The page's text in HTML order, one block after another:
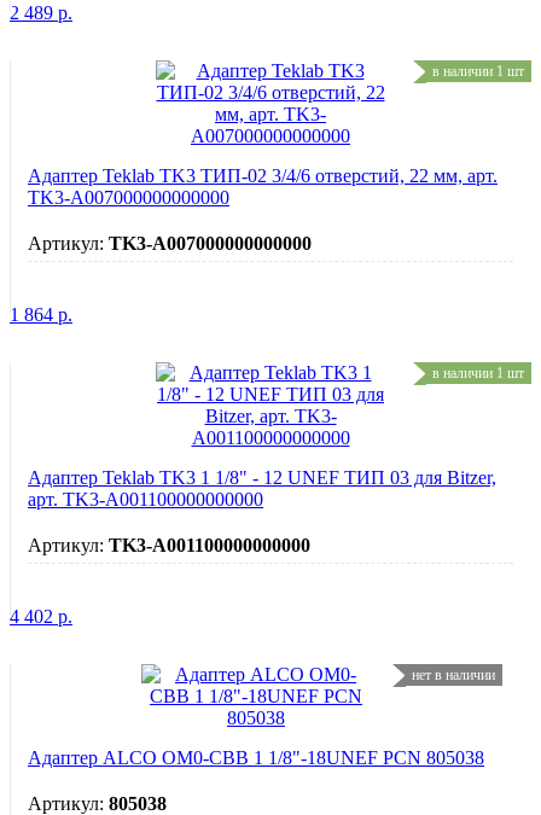
2 489 р.
в наличии 1 шт
Адаптер Teklab TK3 ТИП-02 3/4/6 отверстий, 22 мм, арт.
TK3-A007000000000000
Артикул: TK3-A007000000000000
1 864 р.
в наличии 1 шт
Адаптер Teklab TK3 1 1/8" - 12 UNEF ТИП 03 для Bitzer,
арт. TK3-A001100000000000
Артикул: TK3-A001100000000000
4 402 р.
нет в наличии
Адаптер ALCO OM0-CBB 1 1/8"-18UNEF PCN 805038
Артикул: 805038